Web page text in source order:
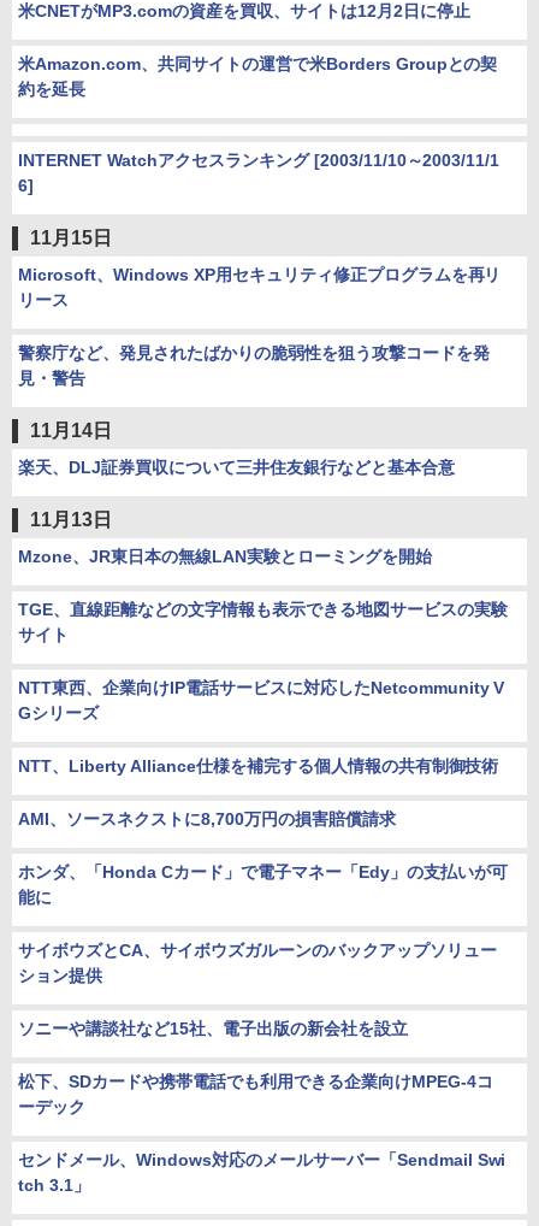
米CNETがMP3.comの資産を買収、サイトは12月2日に停止
米Amazon.com、共同サイトの運営で米Borders Groupとの契
約を延長
INTERNET Watchアクセスランキング [2003/11/10～2003/11/1
6]
11月15日
Microsoft、Windows XP用セキュリティ修正プログラムを再リ
リース
警察庁など、発見されたばかりの脆弱性を狙う攻撃コードを発
見・警告
11月14日
楽天、DLJ証券買収について三井住友銀行などと基本合意
11月13日
Mzone、JR東日本の無線LAN実験とローミングを開始
TGE、直線距離などの文字情報も表示できる地図サービスの実験
サイト
NTT東西、企業向けIP電話サービスに対応したNetcommunity V
Gシリーズ
NTT、Liberty Alliance仕様を補完する個人情報の共有制御技術
AMI、ソースネクストに8,700万円の損害賠償請求
ホンダ、「Honda Cカード」で電子マネー「Edy」の支払いが可
能に
サイボウズとCA、サイボウズガルーンのバックアップソリュー
ション提供
ソニーや講談社など15社、電子出版の新会社を設立
松下、SDカードや携帯電話でも利用できる企業向けMPEG-4コ
ーデック
センドメール、Windows対応のメールサーバー「Sendmail Swi
tch 3.1」